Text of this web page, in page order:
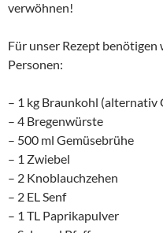
verwöhnen!
Für unser Rezept
Personen:
– 1 kg Braunkohl (alternativ
– 4 Bregenwürste
– 500 ml Gemüsebrühe
– 1 Zwiebel
– 2 Knoblauchzehen
– 2 EL Senf
– 1 TL Paprikapulver